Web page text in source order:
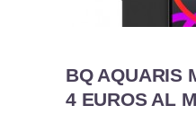
BQ AQUARIS
4 EUROS AL